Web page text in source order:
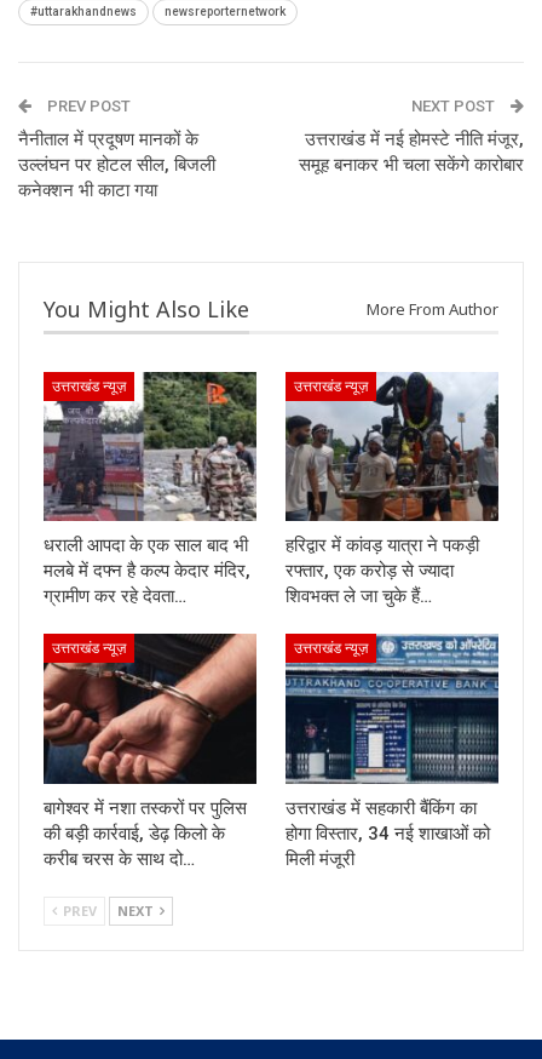
#uttarakhandnews newsreporternetwork
PREV POST
नैनीताल में प्रदूषण मानकों के
उल्लंघन पर होटल सील, बिजली
कनेक्शन भी काटा गया
NEXT POST
उत्तराखंड में नई होमस्टे नीति मंजूर,
समूह बनाकर भी चला सकेंगे कारोबार
You Might Also Like More From Author
उत्तराखंड न्यूज़
धराली आपदा के एक साल बाद भी
मलबे में दफ्न है कल्प केदार मंदिर,
ग्रामीण कर रहे देवता…
उत्तराखंड न्यूज़
हरिद्वार में कांवड़ यात्रा ने पकड़ी
रफ्तार, एक करोड़ से ज्यादा
शिवभक्त ले जा चुके हैं…
उत्तराखंड न्यूज़
बागेश्वर में नशा तस्करों पर पुलिस
की बड़ी कार्रवाई, डेढ़ किलो के
करीब चरस के साथ दो…
उत्तराखंड न्यूज़
उत्तराखंड में सहकारी बैंकिंग का
होगा विस्तार, 34 नई शाखाओं को
मिली मंजूरी
PREV NEXT